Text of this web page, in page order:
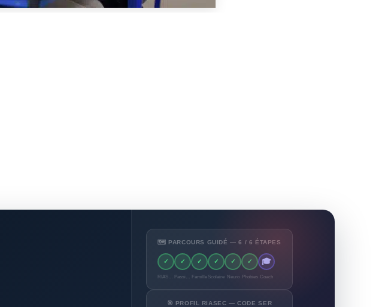
🗺️ PARCOURS GUIDÉ — 6 / 6 ÉTAPES
✓ ✓ ✓ ✓ ✓ ✓ 🎓
Famille Scolaire Neuro Phobies Coach
🎯 PROFIL RIASEC — CODE SER